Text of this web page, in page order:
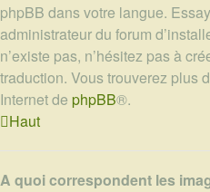
phpBB dans votre langue.
administrateur du forum
n’existe pas, n’hésitez pas à
traduction. Vous trouverez plus
Internet de phpBB®.
Haut
A quoi correspondent les